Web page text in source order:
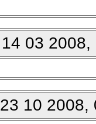
14 03 2008,
23 10 2008,